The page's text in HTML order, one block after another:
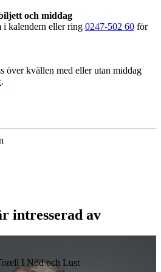
och middag
i kalendern eller ring 0247-502 60 för
över kvällen med eller utan middag
.
intresserad av
I Nöd och Lust